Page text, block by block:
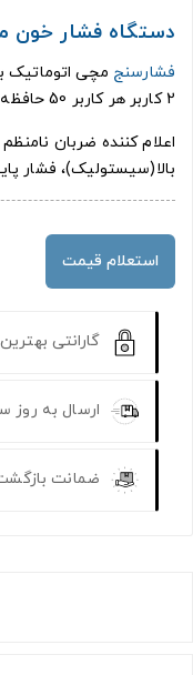
دستگاه فشار خون
فشارسنج
2 کاربر هر کاربر 50 حافظه ذخیره اطلاعات
اعلام کننده ضربان
بالا(سیستولیک)، فشار
استعلام قیمت
گارانتی
ارسال به روز
ضمانت